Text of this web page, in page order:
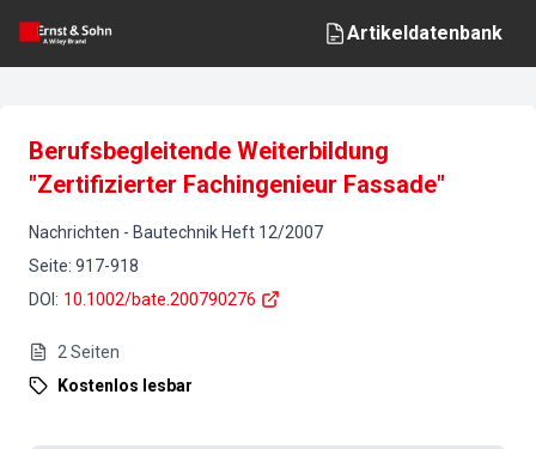
Artikeldatenbank
Berufsbegleitende Weiterbildung
"Zertifizierter Fachingenieur Fassade"
Nachrichten - Bautechnik Heft 12/2007
Seite: 917-918
DOI : 10.1002/bate.200790276
2 Seiten
Kostenlos lesbar